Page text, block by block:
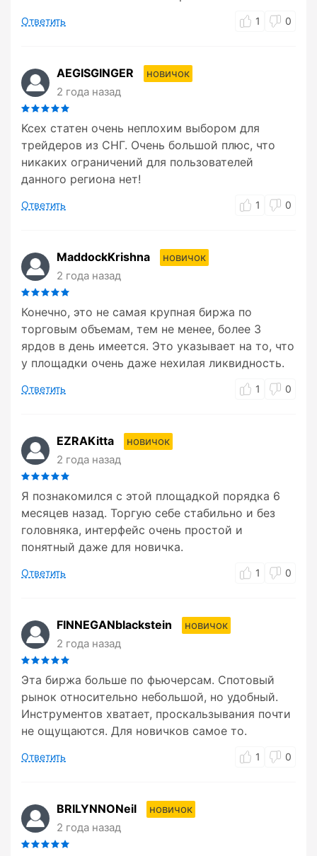
Ответить 1 0
AEGISGINGER
новичок
2 года назад
Kcex статен очень неплохим выбором для
трейдеров из СНГ. Очень большой плюс, что
никаких ограничений для пользователей
данного региона нет!
Ответить 1 0
MaddockKrishna
новичок
2 года назад
Конечно, это не самая крупная биржа по
торговым объемам, тем не менее, более 3
ярдов в день имеется. Это указывает на то, что
у площадки очень даже нехилая ликвидность.
Ответить 1 0
EZRAKitta
новичок
2 года назад
Я познакомился с этой площадкой порядка 6
месяцев назад. Торгую себе стабильно и без
головняка, интерфейс очень простой и
понятный даже для новичка.
Ответить 1 0
FINNEGANblackstein
новичок
2 года назад
Эта биржа больше по фьючерсам. Спотовый
рынок относительно небольшой, но удобный.
Инструментов хватает, проскальзывания почти
не ощущаются. Для новичков самое то.
Ответить 1 0
BRILYNNONeil
новичок
2 года назад